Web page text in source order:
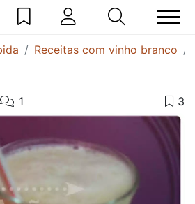
Receitas com vinho branco